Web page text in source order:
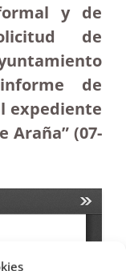
y de
de
de
expediente
Araña” (07-